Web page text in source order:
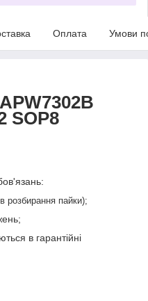
Оплата Умови
SOP8
розбирання пайки);
в гарантійні